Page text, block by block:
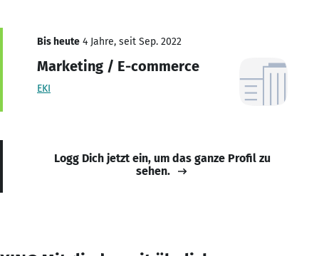
Bis heute 4 Jahre, seit Sep. 2022
Marketing / E-commerce
EKI
Logg Dich jetzt ein, um das ganze Profil zu
sehen.